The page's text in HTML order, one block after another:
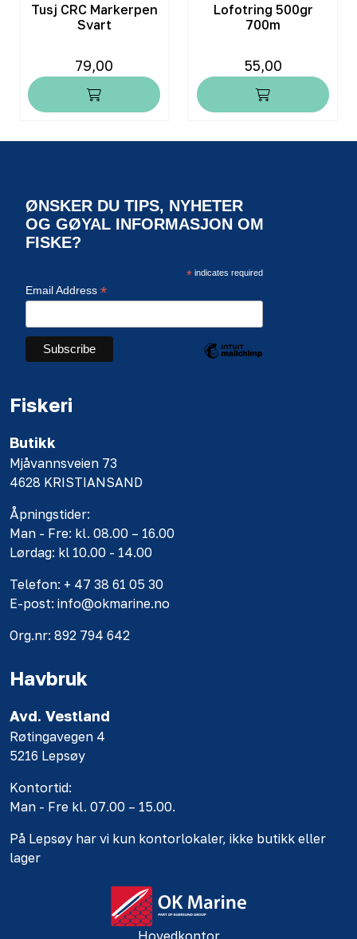
Tusj CRC Markerpen
Svart
79,00
Lofotring 500gr
700m
55,00
ØNSKER DU TIPS, NYHETER
OG GØYAL INFORMASJON OM
FISKE?
*indicates required
Email Address *
Fiskeri
Butikk
Mjåvannsveien 73
4628 KRISTIANSAND
Åpningstider:
Man - Fre: kl. 08.00 – 16.00
Lørdag: kl 10.00 - 14.00
Telefon: + 47 38 61 05 30
E-post: info@okmarine.no
Org.nr: 892 794 642
Havbruk
Avd. Vestland
Røtingavegen 4
5216 Lepsøy
Kontortid:
Man - Fre kl. 07.00 – 15.00.
På Lepsøy har vi kun kontorlokaler, ikke butikk eller
lager
Hovedkontor